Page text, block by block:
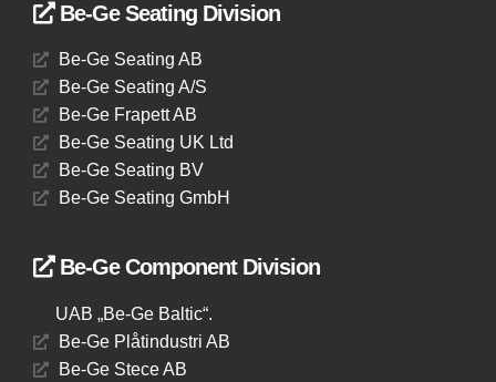
Be-Ge Seating Division
Be-Ge Seating AB
Be-Ge Seating A/S
Be-Ge Frapett AB
Be-Ge Seating UK Ltd
Be-Ge Seating BV
Be-Ge Seating GmbH
Be-Ge Component Division
UAB „Be-Ge Baltic“.
Be-Ge Plåtindustri AB
Be-Ge Stece AB